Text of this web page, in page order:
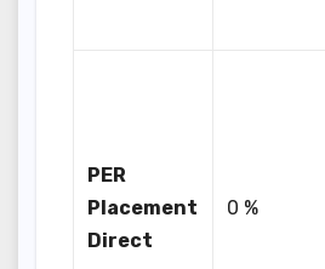
PER
Placement
Direct
0 %